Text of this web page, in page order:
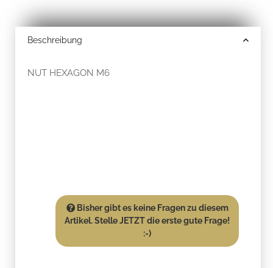
Beschreibung
NUT HEXAGON M6
Bisher gibt es keine Fragen zu diesem
Artikel. Stelle JETZT die erste gute Frage!
:-)